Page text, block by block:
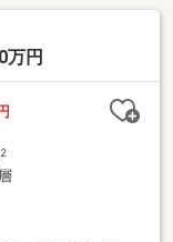
る特性を活かし、
ンをご検討いた
と利便性を兼ね
わせてご案内いた
万円
2